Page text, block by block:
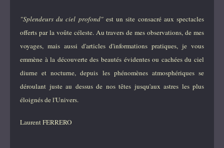
"Splendeurs du ciel profond"est un site consacré aux spectacles
offerts par la voûte céleste. Au travers de mes observations, de mes
voyages, mais aussi d'articles d'informations pratiques, je vous
emmène à la découverte des beautés évidentes ou cachées du ciel
diurne et nocturne, depuis les phénomènes atmosphériques se
déroulant juste au dessus de nos têtes jusqu'aux astres les plus
éloignés de l'Univers.
Laurent FERRERO